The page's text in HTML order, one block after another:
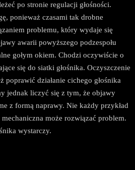
po stronie regulacji głośności.
ponieważ czasami tak drobne
problemu, który wydaje się
awarii powyższego podzespołu
gołym okiem. Chodzi oczywiście o
się do siatki głośnika. Oczyszczenie
poprawić działanie cichego głośnika
jednak liczyć się z tym, że objawy
z formą naprawy. Nie każdy przykład
może rozwiązać problem.
wystarczy.